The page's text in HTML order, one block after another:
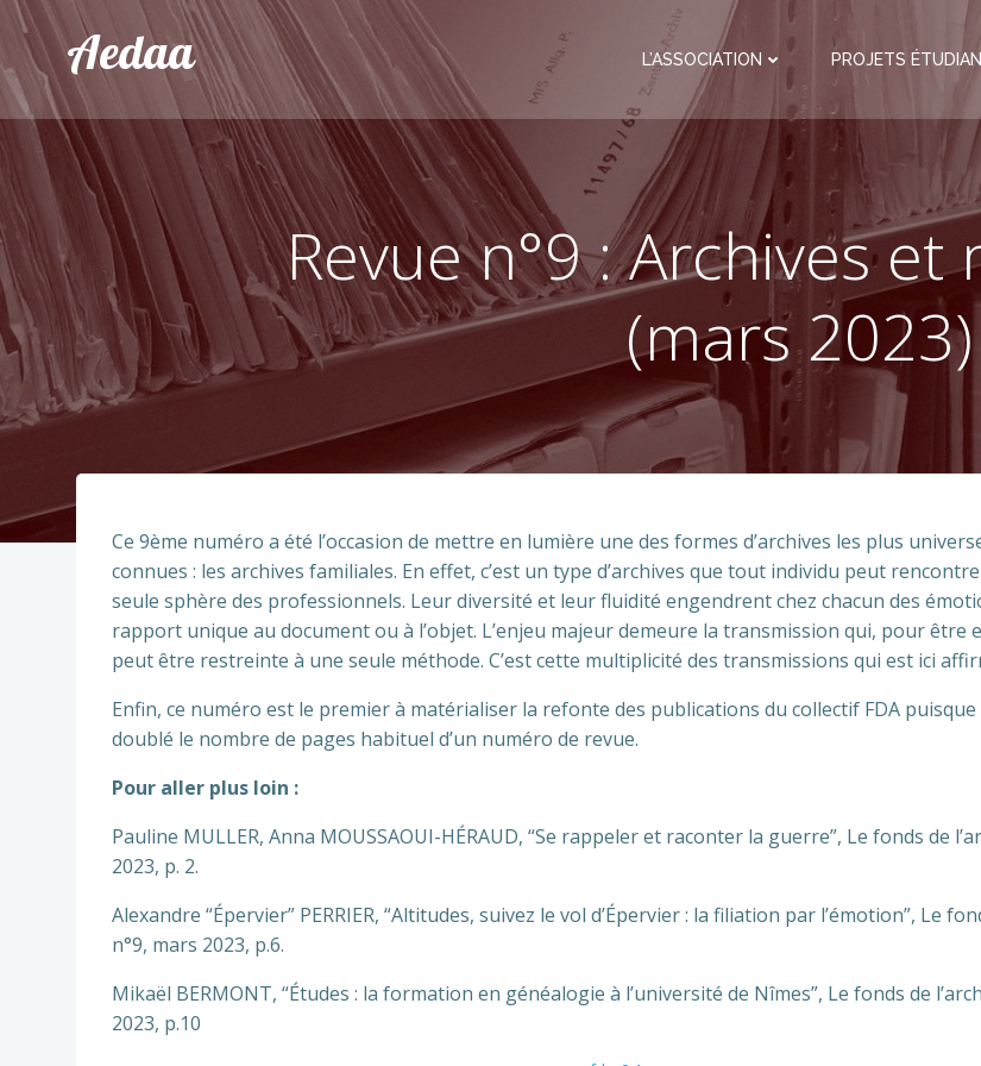
Aller
contenuAedaa L’ASSOCIATION PROJETS
Revue n°9 : Archives
(mars 2023)
Ce 9ème numéro a été l’occasion de mettre en lumière une des formes d’archives les plus
connues : les archives familiales. En effet, c’est un type d’archives que tout individu peut
seule sphère des professionnels. Leur diversité et leur fluidité engendrent chez chacun des
rapport unique au document ou à l’objet. L’enjeu majeur demeure la transmission qui, pour être
peut être restreinte à une seule méthode. C’est cette multiplicité des transmissions qui est ici
Enfin, ce numéro est le premier à matérialiser la refonte des publications du collectif FDA
doublé le nombre de pages habituel d’un numéro de revue.
Pour aller plus loin :
Pauline MULLER, Anna MOUSSAOUI-HÉRAUD, “Se rappeler et raconter la guerre”, Le fonds de
2023, p. 2.
Alexandre “Épervier” PERRIER, “Altitudes, suivez le vol d’Épervier : la filiation par l’émotion”, Le
n°9, mars 2023, p.6.
Mikaël BERMONT, “Études : la formation en généalogie à l’université de Nîmes”, Le fonds de
2023, p.10